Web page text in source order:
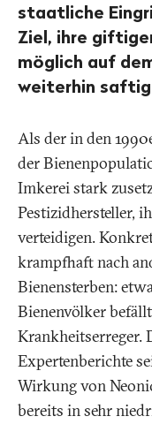
staatliche
Ziel, ihre
möglich auf
weiterhin
Als der in den
der
Imkerei stark
Pestizidhersteller,
verteidigen.
krampfhaft nach
Bienensterben:
Bienenvölker
Krankheitserreger.
Expertenberichte
Wirkung von
bereits in sehr